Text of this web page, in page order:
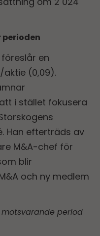
en
aktie (0,09).
i stället fokusera
Han efterträds av
M&A-chef för
blir
och ny medlem
period